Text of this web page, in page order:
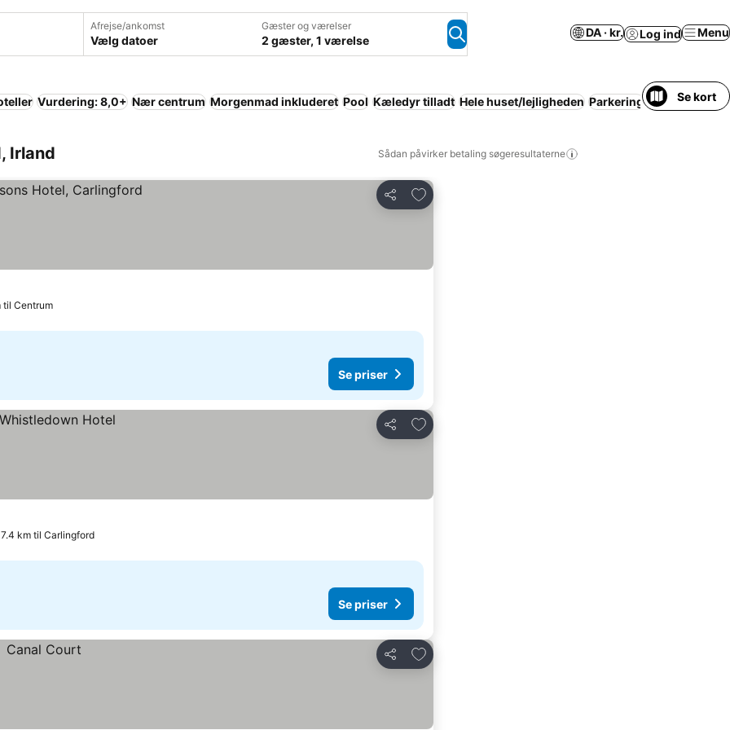
Afrejse/ankomst
Vælg datoer
Gæster og værelser
2 gæster, 1 værelse
DA · kr. Log ind Menu
Vurdering: 8,0+ Nær centrum Morgenmad inkluderet Pool Kæledyr tilladt Hele huset/lejligheden Parkering Bed andSe kort
Irland Sådan påvirker betaling søgeresultaterne
Del
Føj til favoritter
til Centrum
Se priser
Del
Føj til favoritter
km til Carlingford
Se priser
Del
Føj til favoritter